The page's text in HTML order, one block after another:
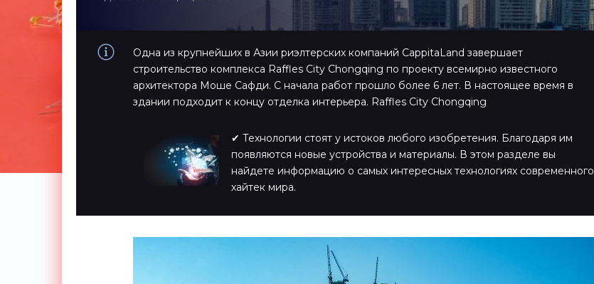
Одна из крупнейших в Азии риэлтерских компаний CappitaLand завершает
строительство комплекса Raffles City Chongqing по проекту всемирно известного
архитектора Моше Сафди. С начала работ прошло более 6 лет. В настоящее время в
здании подходит к концу отделка интерьера. Raffles City Chongqing
✔ Технологии стоят у истоков любого изобретения. Благодаря им
появляются новые устройства и материалы. В этом разделе вы
найдете информацию о самых интересных технологиях современного
хайтек мира.